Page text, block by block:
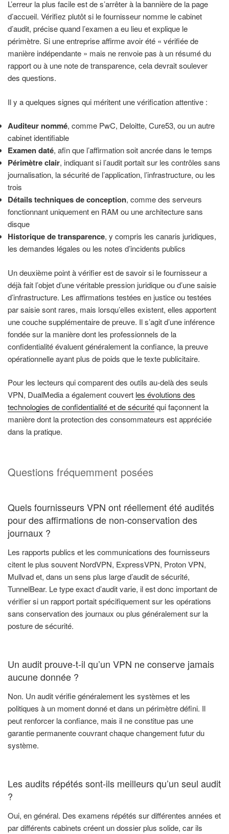
L’erreur la plus facile est de s’arrêter à la bannière de la page
d’accueil. Vérifiez plutôt si le fournisseur nomme le cabinet
d’audit, précise quand l’examen a eu lieu et explique le
périmètre. Si une entreprise affirme avoir été « vérifiée de
manière indépendante » mais ne renvoie pas à un résumé du
rapport ou à une note de transparence, cela devrait soulever
des questions.
Il y a quelques signes qui méritent une vérification attentive :
Auditeur nommé, comme PwC, Deloitte, Cure53, ou un autre
cabinet identifiable
Examen daté, afin que l’affirmation soit ancrée dans le temps
Périmètre clair, indiquant si l’audit portait sur les contrôles sans
journalisation, la sécurité de l’application, l’infrastructure, ou les
trois
Détails techniques de conception, comme des serveurs
fonctionnant uniquement en RAM ou une architecture sans
disque
Historique de transparence, y compris les canaris juridiques,
les demandes légales ou les notes d’incidents publics
Un deuxième point à vérifier est de savoir si le fournisseur a
déjà fait l’objet d’une véritable pression juridique ou d’une saisie
d’infrastructure. Les affirmations testées en justice ou testées
par saisie sont rares, mais lorsqu’elles existent, elles apportent
une couche supplémentaire de preuve. Il s’agit d’une inférence
fondée sur la manière dont les professionnels de la
confidentialité évaluent généralement la confiance, la preuve
opérationnelle ayant plus de poids que le texte publicitaire.
Pour les lecteurs qui comparent des outils au-delà des seuls
VPN, DualMedia a également couvert les évolutions des
technologies de confidentialité et de sécuritéqui façonnent la
manière dont la protection des consommateurs est appréciée
dans la pratique.
Questions fréquemment posées
Quels fournisseurs VPN ont réellement été audités
pour des affirmations de non-conservation des
journaux ?
Les rapports publics et les communications des fournisseurs
citent le plus souvent NordVPN, ExpressVPN, Proton VPN,
Mullvad et, dans un sens plus large d’audit de sécurité,
TunnelBear. Le type exact d’audit varie, il est donc important de
vérifier si un rapport portait spécifiquement sur les opérations
sans conservation des journaux ou plus généralement sur la
posture de sécurité.
Un audit prouve-t-il qu’un VPN ne conserve jamais
aucune donnée ?
Non. Un audit vérifie généralement les systèmes et les
politiques à un moment donné et dans un périmètre défini. Il
peut renforcer la confiance, mais il ne constitue pas une
garantie permanente couvrant chaque changement futur du
système.
Les audits répétés sont-ils meilleurs qu’un seul audit
?
Oui, en général. Des examens répétés sur différentes années et
par différents cabinets créent un dossier plus solide, car ils